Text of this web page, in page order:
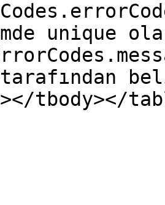
unique
tarafından